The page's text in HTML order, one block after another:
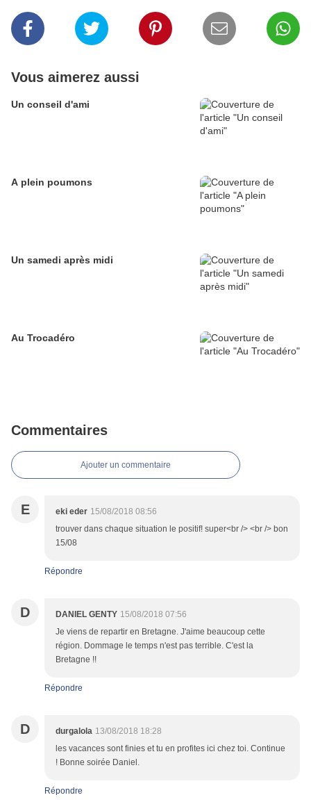
Vous aimerez aussi
Un conseil d'ami
A plein poumons
Un samedi après midi
Au Trocadéro
Commentaires
Ajouter un commentaire
E eki eder 15/08/2018 08:56
trouver dans chaque situation le positif! super<br /> <br /> bon
15/08
Répondre
D DANIEL GENTY 15/08/2018 07:56
Je viens de repartir en Bretagne. J'aime beaucoup cette
région. Dommage le temps n'est pas terrible. C'est la
Bretagne !!
Répondre
D durgalola 13/08/2018 18:28
les vacances sont finies et tu en profites ici chez toi. Continue
! Bonne soirée Daniel.
Répondre